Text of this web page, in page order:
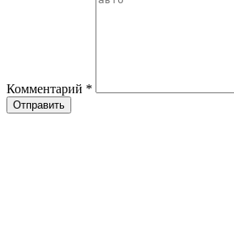
Комментарий *
Отправить